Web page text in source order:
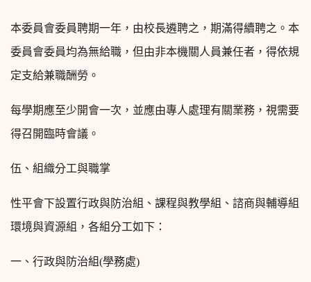
本委員會委員聘期一年，由校長遴聘之，期滿得續聘之。本
委員會委員均為無給職，但由非本機關人員兼任者，得依規
定支給兼職酬勞。
每學期應至少開會一次，並應由專人處理有關業務，視需要
得召開臨時會議。
伍、組織分工與職掌
性平會下設置行政與防治組、課程與教學組、諮商與輔導組
環境與資源組，各組分工如下：
一、行政與防治組(學務處)